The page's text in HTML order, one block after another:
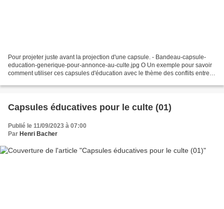
Pour projeter juste avant la projection d'une capsule. - Bandeau-capsule-
education-generique-pour-annonce-au-culte.jpg O Un exemple pour savoir
comment utiliser ces capsules d'éducation avec le thème des conflits entre
Capsules éducatives pour le culte (01)
Publié le 11/09/2023 à 07:00
Par Henri Bacher